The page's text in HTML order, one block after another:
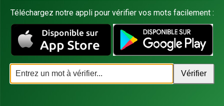
Téléchargez notre appli pour vérifier vos mots facilement :